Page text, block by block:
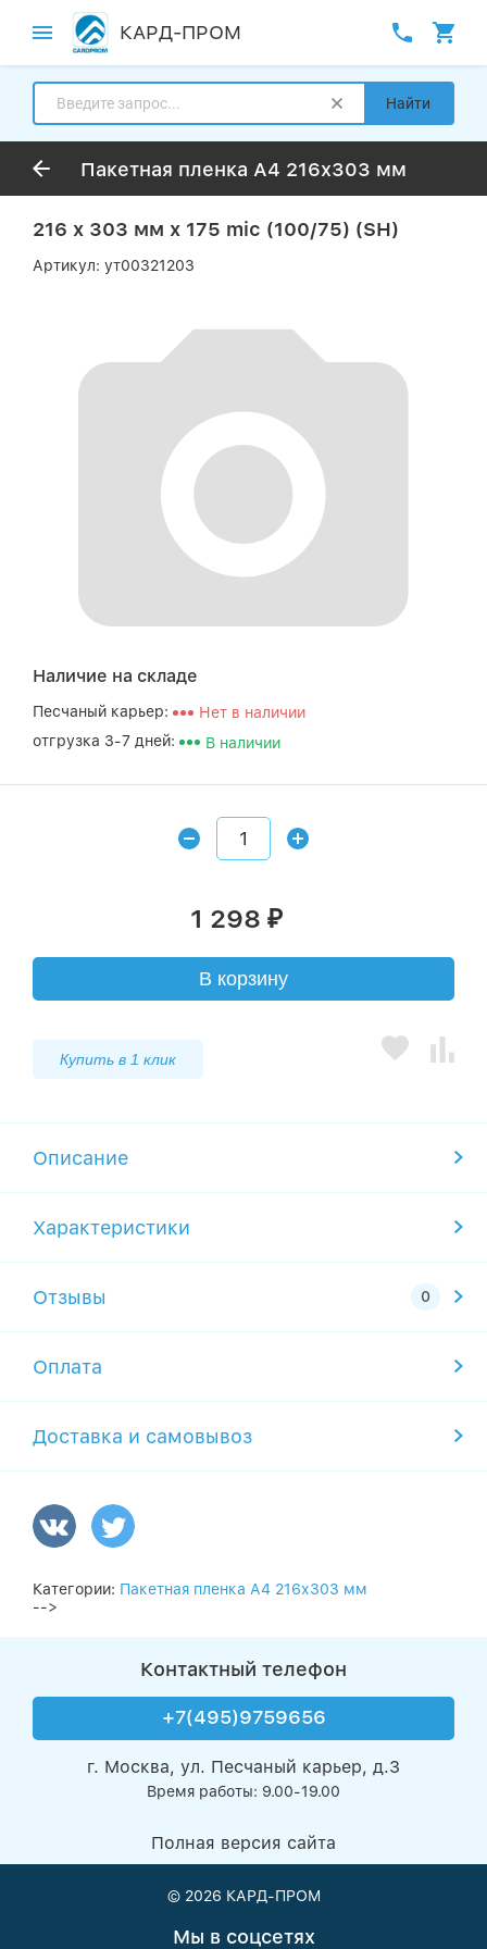
КАРД-ПРОМ
Найти
Пакетная пленка А4 216х303 мм
216 х 303 мм х 175 miс (100/75) (SH)
Артикул: ут00321203
Наличие на складе
Песчаный карьер:
Нет в наличии
отгрузка 3-7 дней:
В наличии
1 298 ₽
В корзину
Купить в 1 клик
Описание
Характеристики
Отзывы
Оплата
Доставка и самовывоз
Категории: Пакетная пленка А4 216х303 мм
-->
Контактный телефон
+7(495)9759656
г. Москва, ул. Песчаный карьер, д.3
Время работы: 9.00-19.00
Полная версия сайта
© 2026 КАРД-ПРОМ
Мы в соцсетях